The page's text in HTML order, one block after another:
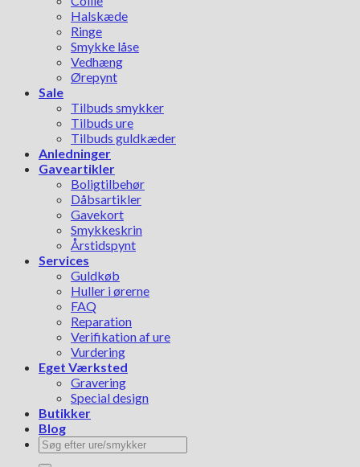
Halskæde
Ringe
Smykke låse
Vedhæng
Ørepynt
Sale
Tilbuds smykker
Tilbuds ure
Tilbuds guldkæder
Anledninger
Gaveartikler
Boligtilbehør
Dåbsartikler
Gavekort
Smykkeskrin
Årstidspynt
Services
Guldkøb
Huller i ørerne
FAQ
Reparation
Verifikation af ure
Vurdering
Eget Værksted
Gravering
Special design
Butikker
Blog
Søg
efter: